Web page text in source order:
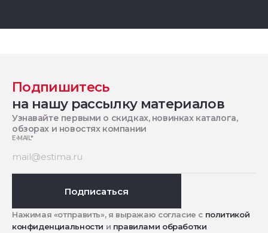
Подпишитесь
на нашу рассылку материалов
Узнавайте первыми о скидках, новинках каталога,
обзорах и новостях компании
E-MAIL*
Подписаться
Нажимая «отправить», я выражаю согласие с политикой
конфиденциальности и правилами обработки